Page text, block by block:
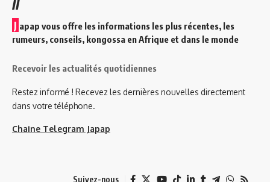
J apap vous offre les informations les plus récentes, les
rumeurs, conseils, kongossa en Afrique et dans le monde
Recevoir les actualités quotidiennes
Restez informé ! Recevez les dernières nouvelles directement
dans votre téléphone.
Chaine Telegram Japap
Suivez-nous